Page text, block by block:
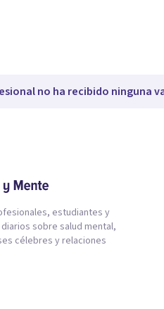
no ha recibido ninguna
estudiantes y
sobre salud mental,
célebres y relaciones